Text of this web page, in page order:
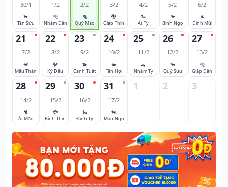
30/1
🐂
Tân Sửu
1/2
🐅
Nhâm Dần
2/2
🐈
Quý Mão
3/2
🐉
Giáp Thìn
4/2
🐍
Ất Tỵ
5/2
🐎
Bính Ngọ
6/2
🐐
Đinh Mùi
21
7/2
🐒
Mậu Thân
22
8/2
🐓
Kỷ Dậu
23
9/2
🐕
Canh Tuất
24
10/2
🐖
Tân Hợi
25
11/2
🐀
Nhâm Tý
26
12/2
🐂
Quý Sửu
27
13/2
🐅
Giáp Dần
28
14/2
🐈
Ất Mão
29
15/2
🐉
Bính Thìn
30
16/2
🐍
Đinh Tỵ
31
17/2
🐎
Mậu Ngọ
1 2 3